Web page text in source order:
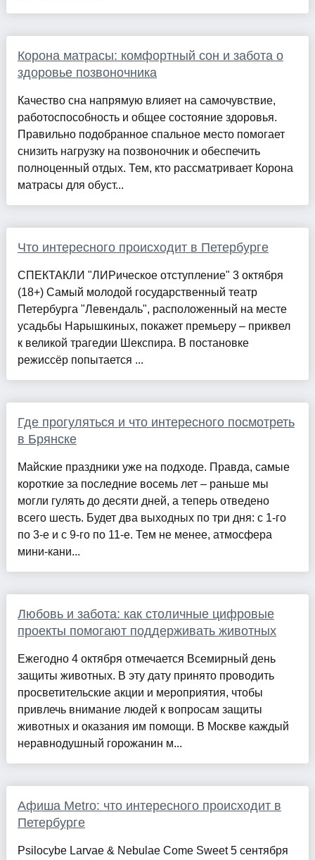
Корона матрасы: комфортный сон и забота о
здоровье позвоночника
Качество сна напрямую влияет на самочувствие,
работоспособность и общее состояние здоровья.
Правильно подобранное спальное место помогает
снизить нагрузку на позвоночник и обеспечить
полноценный отдых. Тем, кто рассматривает Корона
матрасы для обуст...
Что интересного происходит в Петербурге
СПЕКТАКЛИ "ЛИРическое отступление" 3 октября
(18+) Самый молодой государственный театр
Петербурга "Левендаль", расположенный на месте
усадьбы Нарышкиных, покажет премьеру – приквел
к великой трагедии Шекспира. В постановке
режиссёр попытается ...
Где прогуляться и что интересного посмотреть
в Брянске
Майские праздники уже на подходе. Правда, самые
короткие за последние восемь лет – раньше мы
могли гулять до десяти дней, а теперь отведено
всего шесть. Будет два выходных по три дня: с 1‑го
по 3‑е и с 9‑го по 11‑е. Тем не менее, атмосфера
мини-кани...
Любовь и забота: как столичные цифровые
проекты помогают поддерживать животных
Ежегодно 4 октября отмечается Всемирный день
защиты животных. В эту дату принято проводить
просветительские акции и мероприятия, чтобы
привлечь внимание людей к вопросам защиты
животных и оказания им помощи. В Москве каждый
неравнодушный горожанин м...
Афиша Metro: что интересного происходит в
Петербурге
Psilocybe Larvae & Nebulae Come Sweet 5 сентября